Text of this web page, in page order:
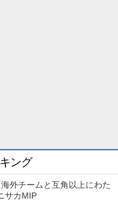
ング
外チームと互角以上にわた
サカMIP